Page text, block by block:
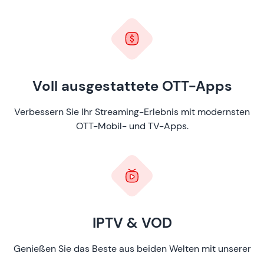
Voll ausgestattete OTT-Apps
Verbessern Sie Ihr Streaming-Erlebnis mit modernsten
OTT-Mobil- und TV-Apps.
IPTV & VOD
Genießen Sie das Beste aus beiden Welten mit unserer